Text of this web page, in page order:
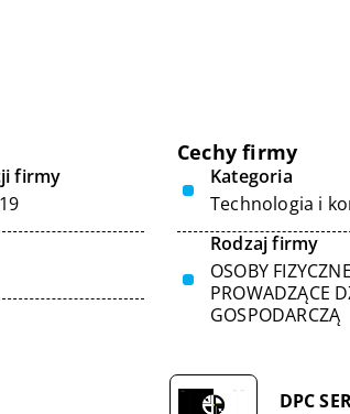
firmy
Cechy firmy
Kategoria
Technologia i
Rodzaj firmy
OSOBY FIZYCZNE
PROWADZĄCE
GOSPODARCZĄ
DPC